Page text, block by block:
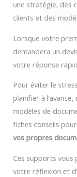
une stratégie, des
clients et des
Lorsque votre
demandera un
votre réponse
Pour éviter le
planifier à
modèles de
fiches conseils pour
vos propres
Ces supports
votre réflexion et